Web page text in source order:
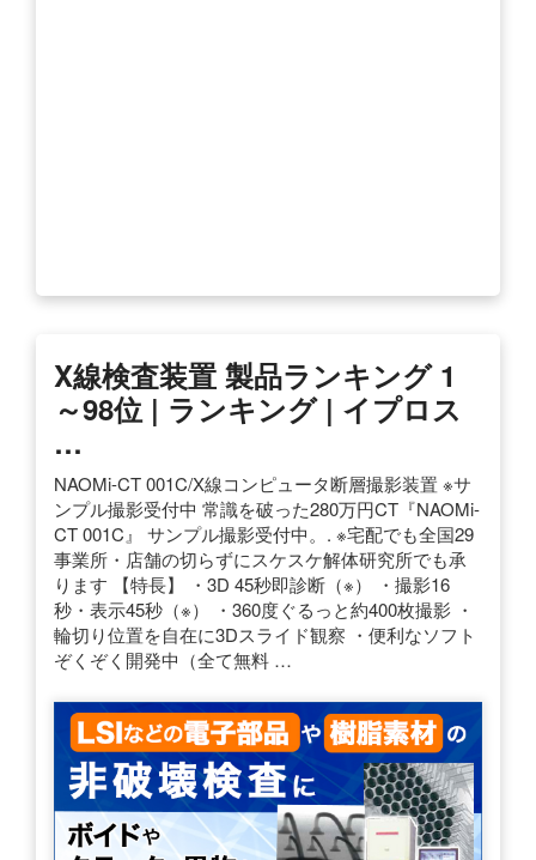
X線検査装置 製品ランキング 1
～98位 | ランキング | イプロス
…
NAOMi-CT 001C/X線コンピュータ断層撮影装置 ※サ
ンプル撮影受付中 常識を破った280万円CT『NAOMi-
CT 001C』 サンプル撮影受付中。. ※宅配でも全国29
事業所・店舗の切らずにスケスケ解体研究所でも承
ります 【特長】 ・3D 45秒即診断（※） ・撮影16
秒・表示45秒（※） ・360度ぐるっと約400枚撮影 ・
輪切り位置を自在に3Dスライド観察 ・便利なソフト
ぞくぞく開発中（全て無料 …